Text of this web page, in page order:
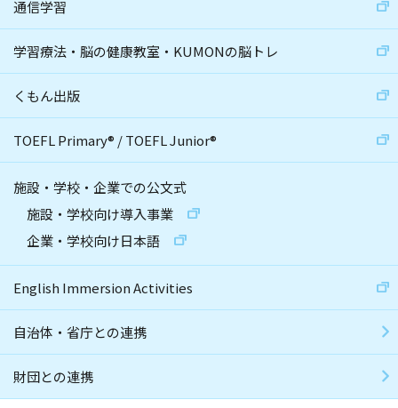
通信学習
学習療法・脳の健康教室・KUMONの脳トレ
くもん出版
TOEFL Primary® /TOEFL Junior®
施設・学校・企業での公文式
施設・学校向け導入事業
企業・学校向け日本語
English Immersion Activities
自治体・省庁との連携
財団との連携